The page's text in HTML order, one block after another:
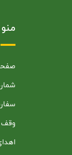
منو
وقف